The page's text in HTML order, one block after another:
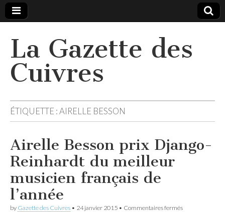
La Gazette des
Cuivres
ÉTIQUETTE :AIRELLE BESSON
Airelle Besson prix Django-
Reinhardt du meilleur
musicien français de
l’année
by Gazette des Cuivres • 24 janvier 2015 • Commentaires ferméssur